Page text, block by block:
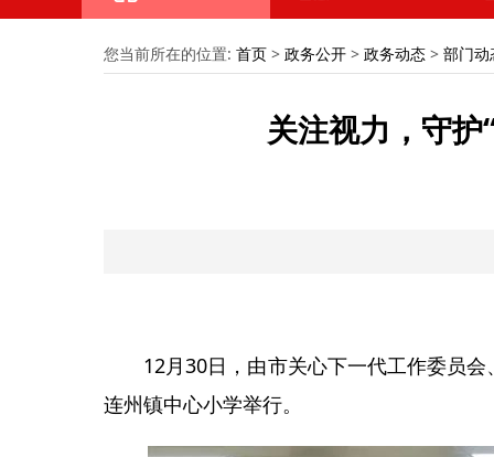
您当前所在的位置: 首页 > 政务公开 > 政务动态 > 部门动
关注视力，守
12月30日，由市关心下一代工作委员会
连州镇中心小学举行。